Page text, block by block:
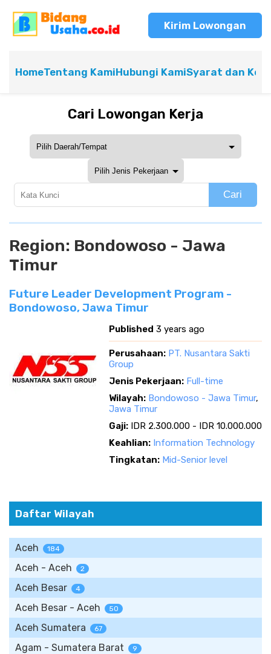
Kirim Lowongan
HomeTentang KamiHubungi KamiSyarat dan
Cari Lowongan Kerja
Cari
Region: Bondowoso - Jawa
Timur
Future Leader Development Program -
Bondowoso, Jawa Timur
Published 3 years ago
Perusahaan: PT. Nusantara Sakti
Group
Jenis Pekerjaan: Full-time
Wilayah: Bondowoso - Jawa Timur,
Jawa Timur
Gaji: IDR 2.300.000 - IDR 10.000.000
Keahlian: Information Technology
Tingkatan: Mid-Senior level
Daftar Wilayah
Aceh 184
Aceh - Aceh 2
Aceh Besar 4
Aceh Besar - Aceh 50
Aceh Sumatera 67
Agam - Sumatera Barat 9